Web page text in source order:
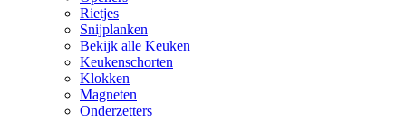
Rietjes
Snijplanken
Bekijk alle Keuken
Keukenschorten
Klokken
Magneten
Onderzetters